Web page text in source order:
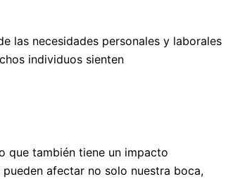
las necesidades personales y laborales
individuos sienten
que también tiene un impacto
afectar no solo nuestra boca,